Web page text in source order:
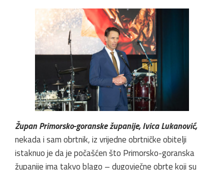
Župan Primorsko-goranske županije, Ivica Lukanović,
nekada i sam obrtnik, iz vrijedne obrtničke obitelji
istaknuo je da je počašćen što Primorsko-goranska
županije ima takvo blago – dugovječne obrte koji su